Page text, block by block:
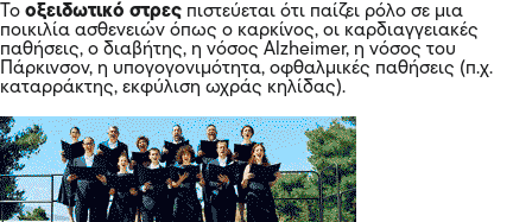
Το οξειδωτικό στρες πιστεύεται ότι παίζει ρόλο σε μια
ποικιλία ασθενειών όπως ο καρκίνος, οι καρδιαγγειακές
παθήσεις, ο διαβήτης, η νόσος Alzheimer, η νόσος του
Πάρκινσον, η υπογογονιμότητα, οφθαλμικές παθήσεις (π.χ.
καταρράκτης, εκφύλιση ωχράς κηλίδας).